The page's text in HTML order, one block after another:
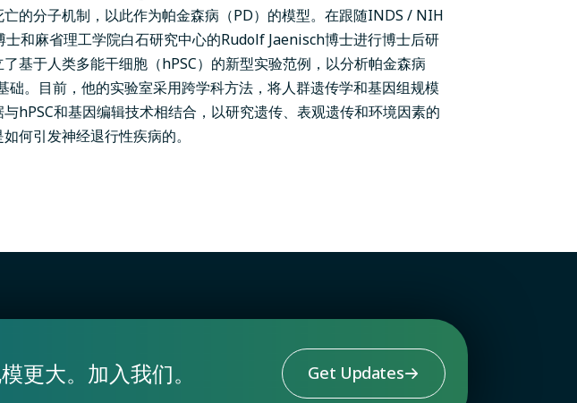
的分子机制，以此作为帕金森病（PD）的模型。在跟随INDS / NIH
士和麻省理工学院白石研究中心的Rudolf Jaenisch博士进行博士后研
基于人类多能干细胞（hPSC）的新型实验范例，以分析帕金森病
础。目前，他的实验室采用跨学科方法，将人群遗传学和基因组规模
hPSC和基因编辑技术相结合，以研究遗传、表观遗传和环境因素的
何引发神经退行性疾病的。
更大。加入我们。 Get Updates